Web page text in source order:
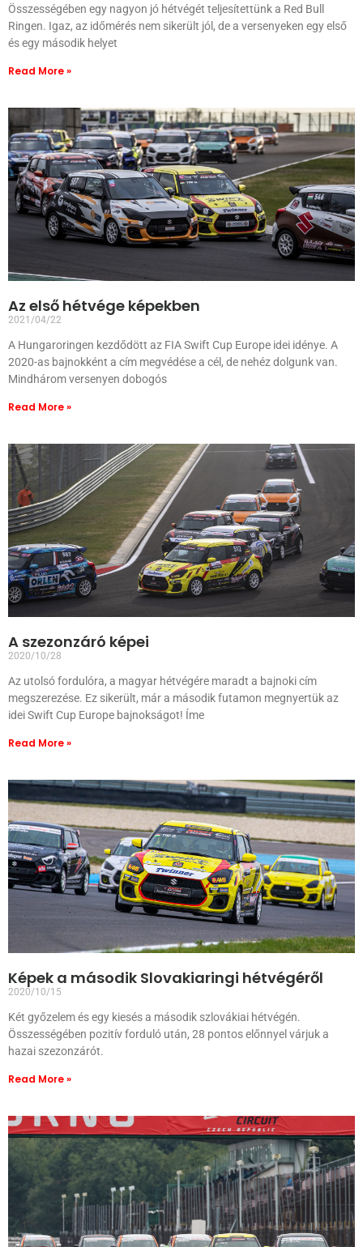
Összességében egy nagyon jó hétvégét teljesítettünk a Red Bull
Ringen. Igaz, az időmérés nem sikerült jól, de a versenyeken egy első
és egy második helyet
Read More »
Az első hétvége képekben
2021/04/22
A Hungaroringen kezdődött az FIA Swift Cup Europe idei idénye. A
2020-as bajnokként a cím megvédése a cél, de nehéz dolgunk van.
Mindhárom versenyen dobogós
Read More »
A szezonzáró képei
2020/10/28
Az utolsó fordulóra, a magyar hétvégére maradt a bajnoki cím
megszerezése. Ez sikerült, már a második futamon megnyertük az
idei Swift Cup Europe bajnokságot! Íme
Read More »
Képek a második Slovakiaringi hétvégéről
2020/10/15
Két győzelem és egy kiesés a második szlovákiai hétvégén.
Összességében pozitív forduló után, 28 pontos előnnyel várjuk a
hazai szezonzárót.
Read More »